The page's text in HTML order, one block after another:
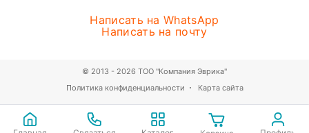
Написать на WhatsApp
Написать на почту
Политика конфиденциальности Карта сайта
© 2013 - 2026 ТОО "Компания Эврика"